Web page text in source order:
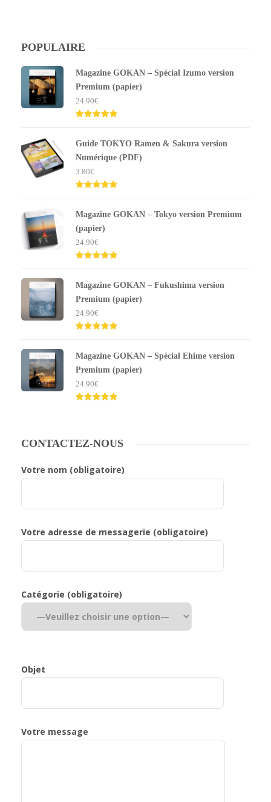
POPULAIRE
Magazine GOKAN – Spécial Izumo version
Premium (papier)
24.90€
sur 5
Guide TOKYO Ramen & Sakura version
Numérique (PDF)
3.80€
sur 5
Magazine GOKAN – Tokyo version Premium
(papier)
24.90€
sur 5
Magazine GOKAN – Fukushima version
Premium (papier)
24.90€
sur 5
Magazine GOKAN – Spécial Ehime version
Premium (papier)
24.90€
CONTACTEZ-NOUS
Votre nom (obligatoire)
Votre adresse de messagerie (obligatoire)
Catégorie (obligatoire)
Objet
Votre message